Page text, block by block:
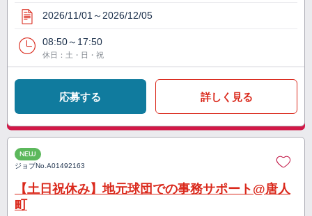
2026/11/01～2026/12/05
08:50～17:50
休日：土・日・祝
応募する 詳しく見る
NEW
ジョブNo.A01492163
【土日祝休み】地元球団での事務サポート@唐人
町